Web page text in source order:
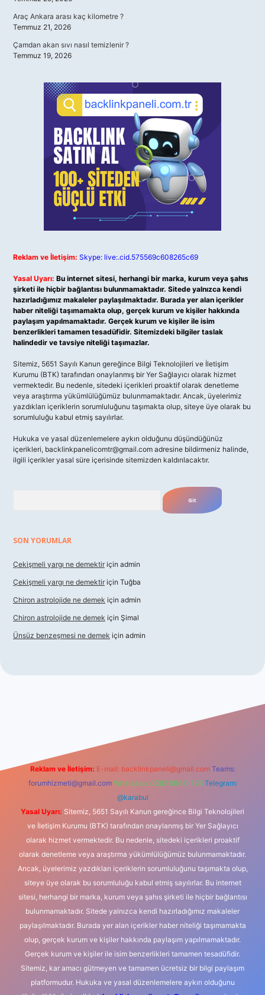
Araç Ankara arası kaç kilometre ?
Temmuz 21, 2026
Çamdan akan sıvı nasıl temizlenir ?
Temmuz 19, 2026
Reklam ve İletişim: Skype: live:.cid.575569c608265c69
Yasal Uyarı: Bu internet sitesi, herhangi bir marka, kurum veya şahıs
şirketi ile hiçbir bağlantısı bulunmamaktadır. Sitede yalnızca kendi
hazırladığımız makaleler paylaşılmaktadır. Burada yer alan içerikler
haber niteliği taşımamakta olup, gerçek kurum ve kişiler hakkında
paylaşım yapılmamaktadır. Gerçek kurum ve kişiler ile isim
benzerlikleri tamamen tesadüfidir. Sitemizdeki bilgiler taslak
halindedir ve tavsiye niteliği taşımazlar.
Sitemiz, 5651 Sayılı Kanun gereğince Bilgi Teknolojileri ve İletişim
Kurumu (BTK) tarafından onaylanmış bir Yer Sağlayıcı olarak hizmet
vermektedir. Bu nedenle, sitedeki içerikleri proaktif olarak denetleme
veya araştırma yükümlülüğümüz bulunmamaktadır. Ancak, üyelerimiz
yazdıkları içeriklerin sorumluluğunu taşımakta olup, siteye üye olarak bu
sorumluluğu kabul etmiş sayılırlar.
Hukuka ve yasal düzenlemelere aykırı olduğunu düşündüğünüz
içerikleri, backlinkpanelicomtr@gmail.com adresine bildirmeniz halinde,
ilgili içerikler yasal süre içerisinde sitemizden kaldırılacaktır.
SON YORUMLAR
Çekişmeli yargı ne demektir için admin
Çekişmeli yargı ne demektir için Tuğba
Chiron astrolojide ne demek için admin
Chiron astrolojide ne demek için Şimal
Ünsüz benzeşmesi ne demek için admin
Reklam ve İletişim: E-mail: backlinkpaneli@gmail.com Teams:
forumhizmeti@gmail.com Whatsapp: 0262 606 0 726 Telegram:
@karabul
Yasal Uyarı: Sitemiz, 5651 Sayılı Kanun gereğince Bilgi Teknolojileri
ve İletişim Kurumu (BTK) tarafından onaylanmış bir Yer Sağlayıcı
olarak hizmet vermektedir. Bu nedenle, sitedeki içerikleri proaktif
olarak denetleme veya araştırma yükümlülüğümüz bulunmamaktadır.
Ancak, üyelerimiz yazdıkları içeriklerin sorumluluğunu taşımakta olup,
siteye üye olarak bu sorumluluğu kabul etmiş sayılırlar. Bu internet
sitesi, herhangi bir marka, kurum veya şahıs şirketi ile hiçbir bağlantısı
bulunmamaktadır. Sitede yalnızca kendi hazırladığımız makaleler
paylaşılmaktadır. Burada yer alan içerikler haber niteliği taşımamakta
olup, gerçek kurum ve kişiler hakkında paylaşım yapılmamaktadır.
Gerçek kurum ve kişiler ile isim benzerlikleri tamamen tesadüfidir.
Sitemiz, kar amacı gütmeyen ve tamamen ücretsiz bir bilgi paylaşım
platformudur. Hukuka ve yasal düzenlemelere aykırı olduğunu